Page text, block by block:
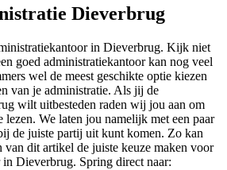
Dieverbrug
in Dieverbrug. Kijk niet
goed administratiekantoor kan nog veel
wel de meest geschikte optie kiezen
van je administratie. Als jij de
wilt uitbesteden raden wij jou aan om
lezen. We laten jou namelijk met een paar
de juiste partij uit kunt komen. Zo kan
van dit artikel de juiste keuze maken voor
Dieverbrug. Spring direct naar: